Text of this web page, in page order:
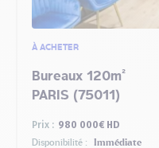
À ACHETER
Bureaux 120m²
PARIS (75011)
Prix : 980 000€ HD
Disponibilité : Immédiate